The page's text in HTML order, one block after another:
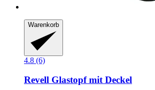
Warenkorb
4.8 (6)
Revell Glastopf mit Deckel